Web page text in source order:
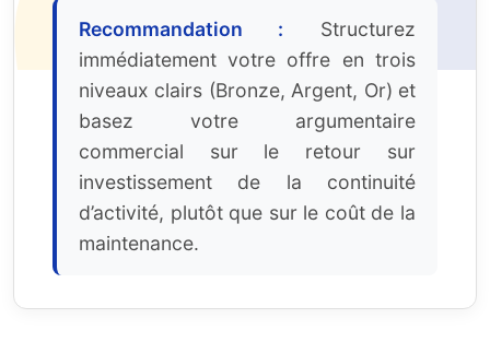
Recommandation : Structurez
immédiatement votre offre en trois
niveaux clairs (Bronze, Argent, Or) et
basez votre argumentaire
commercial sur le retour sur
investissement de la continuité
d’activité, plutôt que sur le coût de la
maintenance.